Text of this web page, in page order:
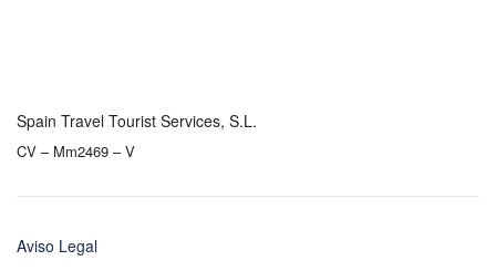
Spain Travel Tourist Services, S.L.
CV – Mm2469 – V
Aviso Legal